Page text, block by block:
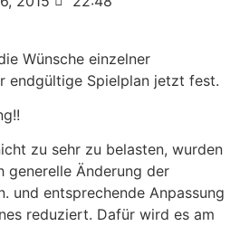
Wünsche einzelner
endgültige Spielplan jetzt fest.
zu sehr zu belasten, wurden
generelle Änderung der
und entsprechende Anpassung
reduziert. Dafür wird es am